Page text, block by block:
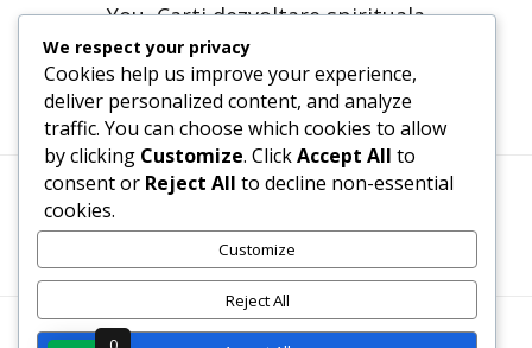
You, Carti dezvoltare spirituala
31,71lei
Termeni, Condiții & Protecția Datelor (GDPR)
WWW.RECENZII-CARTI.RO ©2026 TOATE DREPTURILE
We respect your privacy
Cookies help us improve your experience,
deliver personalized content, and analyze
traffic. You can choose which cookies to allow
by clicking Customize. ClickAccept All to
consent or Reject All to decline non-essential
cookies.
Customize
Reject All